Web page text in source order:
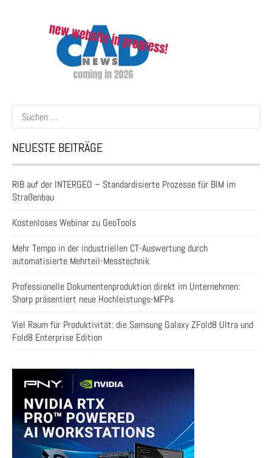
Suchen
nach:
NEUESTE BEITRÄGE
RIB auf der INTERGEO – Standardisierte Prozesse für BIM im
Straßenbau
Kostenloses Webinar zu GeoTools
Mehr Tempo in der industriellen CT-Auswertung durch
automatisierte Mehrteil-Messtechnik
Professionelle Dokumentenproduktion direkt im Unternehmen:
Sharp präsentiert neue Hochleistungs-MFPs
Viel Raum für Produktivität: die Samsung Galaxy ZFold8 Ultra und
Fold8 Enterprise Edition